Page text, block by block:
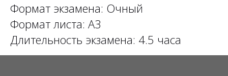
Формат экзамена: Очный
Формат листа: А3
Длительность экзамена: 4.5 часа